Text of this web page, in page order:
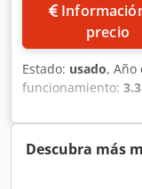
Información de
precio
Estado: usado, Año
funcionamiento:
,
(lxanxal): 777 x 249
TCD 3.6L4
Takeuchi marca
precisión y
Descubra más